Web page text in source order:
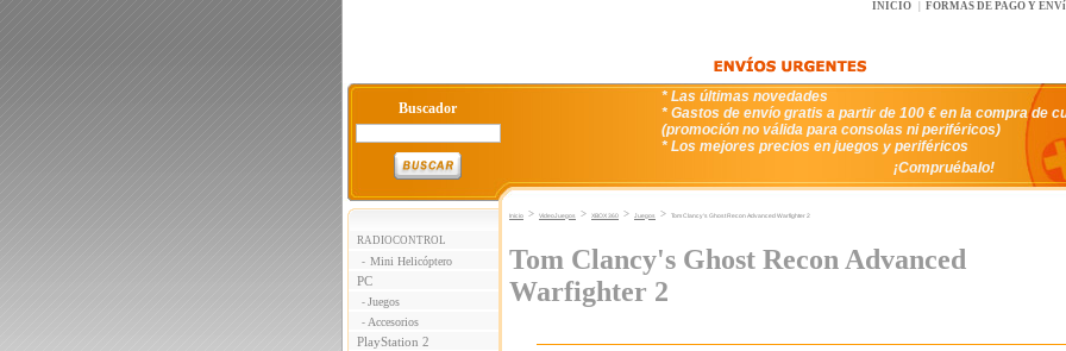
INICIO FORMAS DE PAGO Y
Buscador
* Las últimas novedades
* Gastos de envío gratis a partir de 100 € en la compra de
(promoción no válida para consolas ni periféricos)
* Los mejores precios en juegos y periféricos
¡Compruébalo!
RADIOCONTROL
- Mini Helicóptero
PC
- Juegos
- Accesorios
PlayStation 2
Inicio > VideoJuegos > XBOX 360 > Juegos > Tom Clancy's Ghost Recon Advanced Warfighter 2
Tom Clancy's Ghost Recon Advanced
Warfighter 2